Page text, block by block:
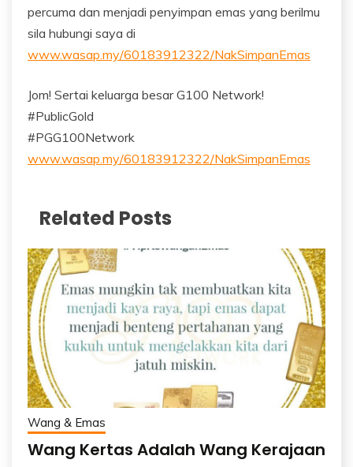
percuma dan menjadi penyimpan emas yang berilmu
sila hubungi saya di
www.wasap.my/60183912322/NakSimpanEmas
Jom! Sertai keluarga besar G100 Network!
#PublicGold
#PGG100Network
www.wasap.my/60183912322/NakSimpanEmas
Related Posts
Wang & Emas
Wang Kertas Adalah Wang Kerajaan